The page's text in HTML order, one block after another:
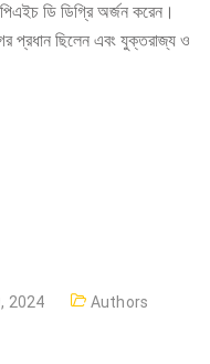
ডি ডিগ্রি অর্জন করেন।
প্রধান ছিলেন এবং যুক্তরাজ্য ও
2024 Authors